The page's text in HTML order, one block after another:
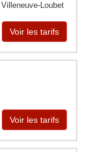
Villeneuve-Loubet
Voir les tarifs
Voir les tarifs